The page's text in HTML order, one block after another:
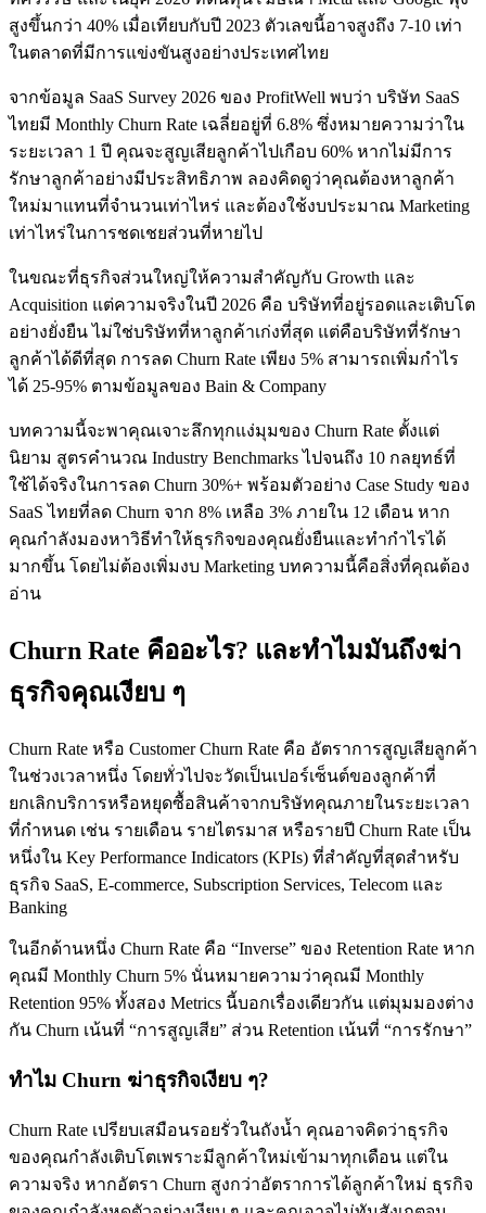
สูงขึ้นกว่า 40% เมื่อเทียบกับปี 2023 ตัวเลขนี้อาจสูงถึง 7-10 เท่า
ในตลาดที่มีการแข่งขันสูงอย่างประเทศไทย
จากข้อมูล SaaS Survey 2026 ของ ProfitWell พบว่า บริษัท SaaS
ไทยมี Monthly Churn Rate เฉลี่ยอยู่ที่ 6.8% ซึ่งหมายความว่าใน
ระยะเวลา 1 ปี คุณจะสูญเสียลูกค้าไปเกือบ 60% หากไม่มีการ
รักษาลูกค้าอย่างมีประสิทธิภาพ ลองคิดดูว่าคุณต้องหาลูกค้า
ใหม่มาแทนที่จำนวนเท่าไหร่ และต้องใช้งบประมาณ Marketing
เท่าไหร่ในการชดเชยส่วนที่หายไป
ในขณะที่ธุรกิจส่วนใหญ่ให้ความสำคัญกับ Growth และ
Acquisition แต่ความจริงในปี 2026 คือ บริษัทที่อยู่รอดและเติบโต
อย่างยั่งยืน ไม่ใช่บริษัทที่หาลูกค้าเก่งที่สุด แต่คือบริษัทที่รักษา
ลูกค้าได้ดีที่สุด การลด Churn Rate เพียง 5% สามารถเพิ่มกำไร
ได้ 25-95% ตามข้อมูลของ Bain & Company
บทความนี้จะพาคุณเจาะลึกทุกแง่มุมของ Churn Rate ตั้งแต่
นิยาม สูตรคำนวณ Industry Benchmarks ไปจนถึง 10 กลยุทธ์ที่
ใช้ได้จริงในการลด Churn 30%+ พร้อมตัวอย่าง Case Study ของ
SaaS ไทยที่ลด Churn จาก 8% เหลือ 3% ภายใน 12 เดือน หาก
คุณกำลังมองหาวิธีทำให้ธุรกิจของคุณยั่งยืนและทำกำไรได้
มากขึ้น โดยไม่ต้องเพิ่มงบ Marketing บทความนี้คือสิ่งที่คุณต้อง
อ่าน
Churn Rate คืออะไร? และทำไมมันถึงฆ่า
ธุรกิจคุณเงียบ ๆ
Churn Rate หรือ Customer Churn Rate คือ อัตราการสูญเสียลูกค้า
ในช่วงเวลาหนึ่ง โดยทั่วไปจะวัดเป็นเปอร์เซ็นต์ของลูกค้าที่
ยกเลิกบริการหรือหยุดซื้อสินค้าจากบริษัทคุณภายในระยะเวลา
ที่กำหนด เช่น รายเดือน รายไตรมาส หรือรายปี Churn Rate เป็น
หนึ่งใน Key Performance Indicators (KPIs) ที่สำคัญที่สุดสำหรับ
ธุรกิจ SaaS, E-commerce, Subscription Services, Telecom และ
Banking
ในอีกด้านหนึ่ง Churn Rate คือ “Inverse” ของ Retention Rate หาก
คุณมี Monthly Churn 5% นั่นหมายความว่าคุณมี Monthly
Retention 95% ทั้งสอง Metrics นี้บอกเรื่องเดียวกัน แต่มุมมองต่าง
กัน Churn เน้นที่ “การสูญเสีย” ส่วน Retention เน้นที่ “การรักษา”
ทำไม Churn ฆ่าธุรกิจเงียบ ๆ?
Churn Rate เปรียบเสมือนรอยรั่วในถังน้ำ คุณอาจคิดว่าธุรกิจ
ของคุณกำลังเติบโตเพราะมีลูกค้าใหม่เข้ามาทุกเดือน แต่ใน
ความจริง หากอัตรา Churn สูงกว่าอัตราการได้ลูกค้าใหม่ ธุรกิจ